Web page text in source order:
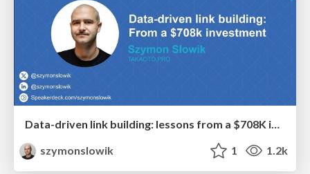
Data-driven link building: lessons from a $708K investment (BrightonSEO talk)
szymonslowik
1 1.2k